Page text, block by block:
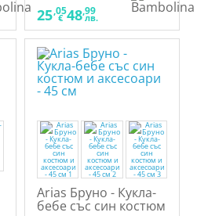
25,05
€ 48,99
лв.
Arias Бруно - Кукла-
бебе със син костюм